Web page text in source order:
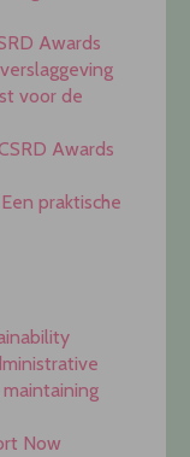
Awards
voor de
Awards
praktische
Now